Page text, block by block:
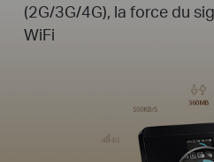
(2G/3G/4G), la force du
WiFi